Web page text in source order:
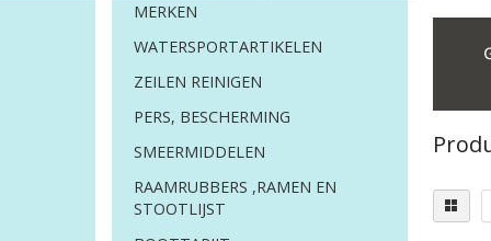
MERKEN
WATERSPORTARTIKELEN
ZEILEN REINIGEN
PERS, BESCHERMING
SMEERMIDDELEN
RAAMRUBBERS ,RAMEN EN
STOOTLIJST